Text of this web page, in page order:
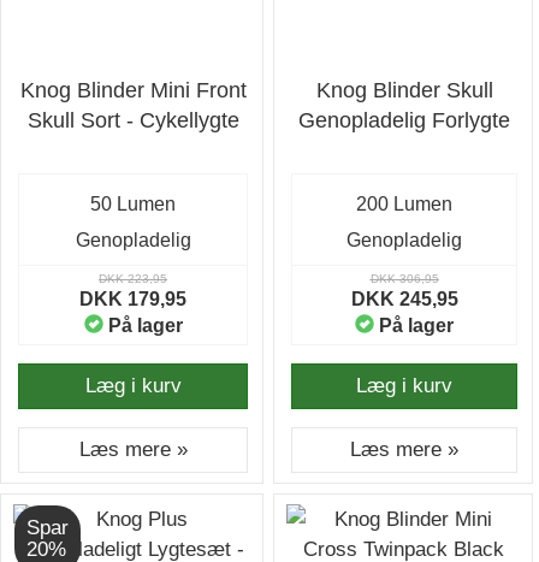
Knog Blinder Mini Front
Skull Sort - Cykellygte
50 Lumen
Genopladelig
DKK 223,95
DKK 179,95
På lager
Læg i kurv
Læs mere »
Knog Blinder Skull
Genopladelig Forlygte
200 Lumen
Genopladelig
DKK 306,95
DKK 245,95
På lager
Læg i kurv
Læs mere »
Spar
20%